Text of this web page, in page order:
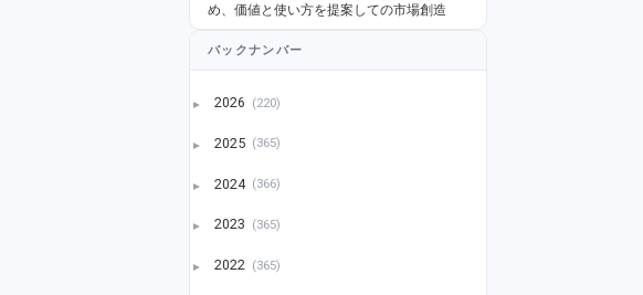
め、価値と使い方を提案しての市場創造
バックナンバー
► 2026 (220)
► 2025 (365)
► 2024 (366)
► 2023 (365)
► 2022 (365)